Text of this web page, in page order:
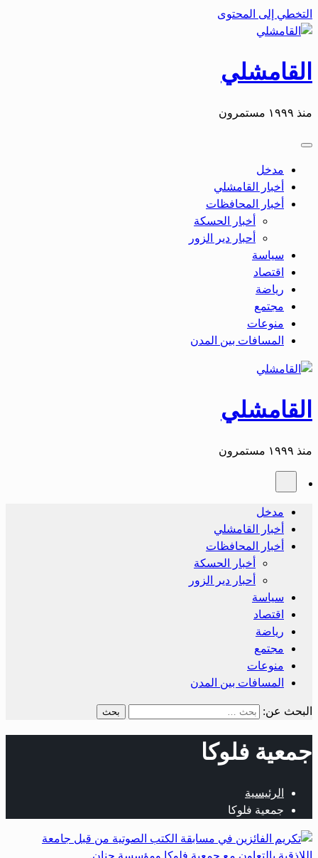
التخطي إلى المحتوى
القامشلي
منذ ١٩٩٩ مستمرون
مدخل
أخبار القامشلي
أخبار المحافظات
أخبار الحسكة
أحبار دير الزور
سياسة
اقتصاد
رياضة
مجتمع
منوعات
المسافات بين المدن
القامشلي
منذ ١٩٩٩ مستمرون
مدخل
أخبار القامشلي
أخبار المحافظات
أخبار الحسكة
أحبار دير الزور
سياسة
اقتصاد
رياضة
مجتمع
منوعات
المسافات بين المدن
البحث عن:
جمعية فلوكا
الرئيسية
جمعية فلوكا